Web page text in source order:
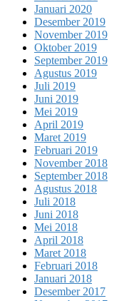
Januari 2020
Desember 2019
November 2019
Oktober 2019
September 2019
Agustus 2019
Juli 2019
Juni 2019
Mei 2019
April 2019
Maret 2019
Februari 2019
November 2018
September 2018
Agustus 2018
Juli 2018
Juni 2018
Mei 2018
April 2018
Maret 2018
Februari 2018
Januari 2018
Desember 2017